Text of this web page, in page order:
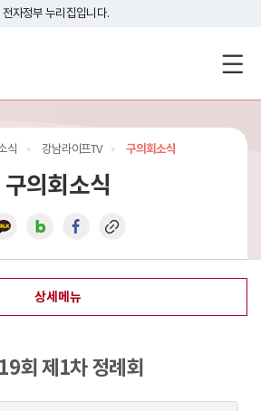
자정부 누리집입니다.
식 강남라이프TV 구의회소식
구의회소식
상세메뉴
회 제1차 정례회